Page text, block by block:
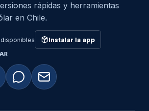
rápidas y herramientas
en Chile.
Instalar la app